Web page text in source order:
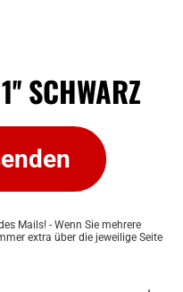
SCHWARZ
Mails! - Wenn Sie mehrere
extra über die jeweilige Seite